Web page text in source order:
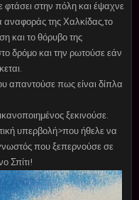
φτάσει στην πόλη και έψαχνε
αναφοράς της Χαλκίδας,το
και το θόρυβο της
δρόμο και την ρωτούσε εάν
απαντούσε πως είναι δίπλα
ξεκινούσε.
υπερβολή>που ήθελε να
που ξεπερνούσε σε
Σπίτι!